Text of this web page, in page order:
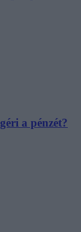
a pénzét?